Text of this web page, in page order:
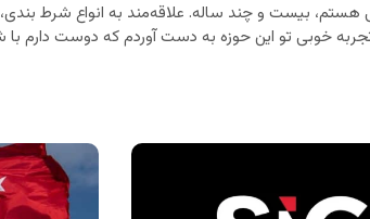
بیست و چند ساله. علاقه‌مند به انواع شرط
خوبی تو این حوزه به دست آوردم که دوست دارم با